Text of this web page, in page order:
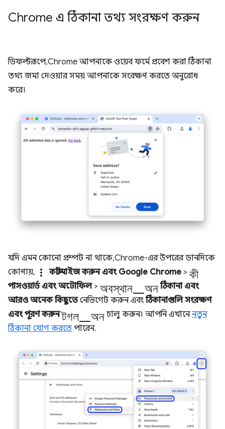
Chrome এ ঠিকানা তথ্য সংরক্ষণ করুন
ডিফল্টরূপে, Chrome আপনাকে ওয়েব ফর্মে প্রবেশ করা ঠিকানা
তথ্য জমা দেওয়ার সময় আপনাকে সংরক্ষণ করতে অনুরোধ
করে।
যদি এমন কোনো প্রম্পট না থাকে, Chrome-এর উপরের ডানদিকে
কোণায়, more_vert কাস্টমাইজ করুন এবং Google Chrome > কী
পাসওয়ার্ড এবং অটোফিল> অবস্থান_অন ঠিকানা এবং
আরও অনেক কিছুতেনেভিগেট করুন এবংঠিকানাগুলি সংরক্ষণ
এবং পূরণ করুন টগল_অন চালু করুন। আপনি এখানেনতুন
ঠিকানা যোগ করতে পারেন.